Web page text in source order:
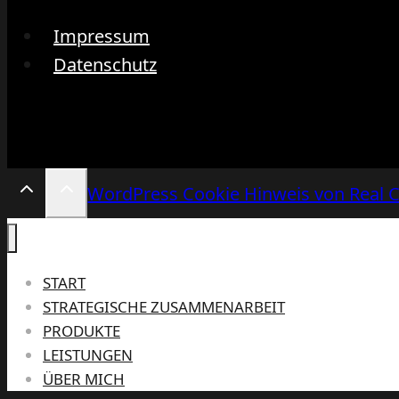
Impressum
Datenschutz
WordPress Cookie Hinweis von Real
START
STRATEGISCHE ZUSAMMENARBEIT
PRODUKTE
LEISTUNGEN
ÜBER MICH